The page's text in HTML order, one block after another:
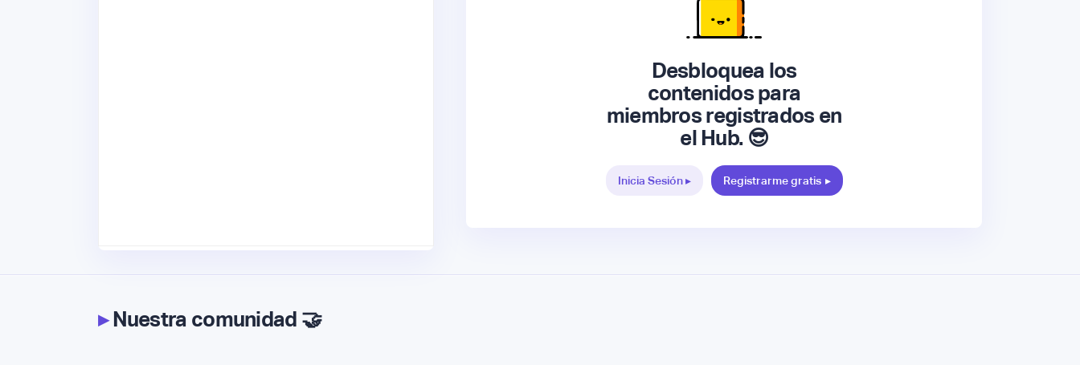
Desbloquea los
contenidos para
miembros registrados en
el Hub. 😎
Inicia Sesión ▸ Registrarme gratis ▸
▸Nuestra comunidad 🤝